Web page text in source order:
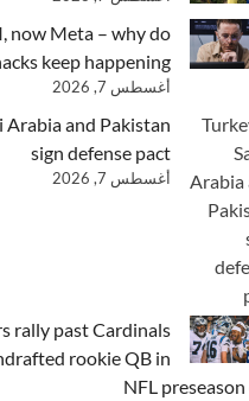
now Meta – why do
keep happening?
أغسطس 7, 2026
Arabia and Pakistan
sign defense pact
أغسطس 7, 2026
rally past Cardinals
rookie QB in
NFL